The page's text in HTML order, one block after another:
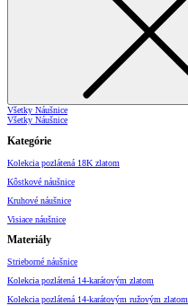
Všetky Náušnice
Všetky Náušnice
Kategórie
Kolekcia pozlátená 18K zlatom
Kôstkové náušnice
Kruhové náušnice
Visiace náušnice
Materiály
Strieborné náušnice
Kolekcia pozlátená 14-karátovým zlatom
Kolekcia pozlátená 14-karátovým ružovým zlatom